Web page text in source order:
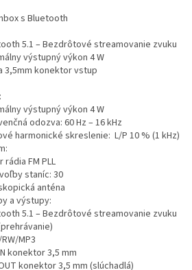
s Bluetooth
5.1 – Bezdrôtové streamovanie zvuku
výstupný výkon 4 W
3,5mm konektor vstup
výstupný výkon 4 W
odozva: 60 Hz – 16 kHz
harmonické skreslenie: L/P 10 % (1 kHz)
rádia FM PLL
staníc: 30
anténa
a výstupy:
5.1 – Bezdrôtové streamovanie zvuku
MP3
konektor 3,5 mm
konektor 3,5 mm (slúchadlá)